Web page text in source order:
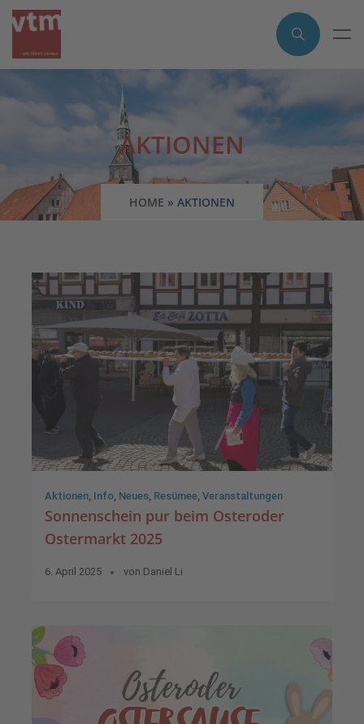
AKTIONEN
HOME » AKTIONEN
Aktionen, Info, Neues, Resümee, Veranstaltungen
Sonnenschein pur beim Osteroder
Ostermarkt 2025
6. April 2025 von Daniel Li